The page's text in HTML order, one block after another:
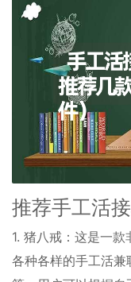
推荐手工活
1. 猪八戒：这是一
各种各样的手工活